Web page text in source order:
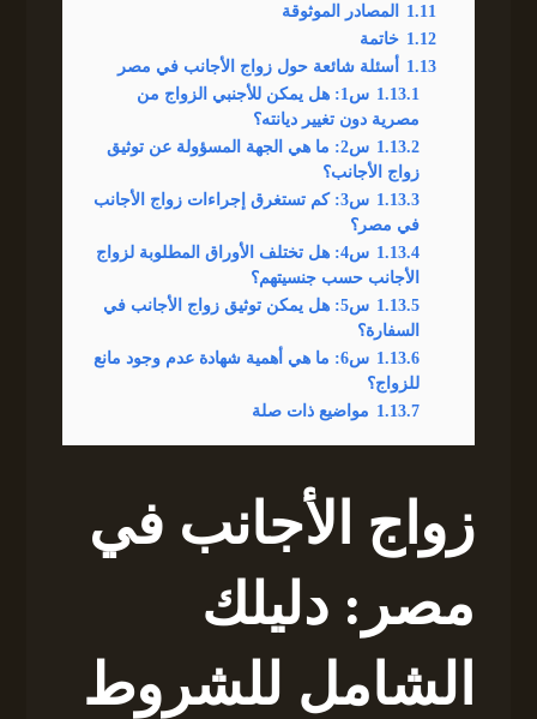
1.11
المصادر الموثوقة
1.12 خاتمة
1.13
أسئلة شائعة حول زواج الأجانب في مصر
1.13.1
س1: هل يمكن للأجنبي الزواج من
مصرية دون تغيير ديانته؟
1.13.2
س2: ما هي الجهة المسؤولة عن توثيق
زواج الأجانب؟
1.13.3
س3: كم تستغرق إجراءات زواج الأجانب
في مصر؟
1.13.4
س4: هل تختلف الأوراق المطلوبة لزواج
الأجانب حسب جنسيتهم؟
1.13.5
س5: هل يمكن توثيق زواج الأجانب في
السفارة؟
1.13.6
س6: ما هي أهمية شهادة عدم وجود مانع
للزواج؟
1.13.7 مواضيع ذات صلة
زواج الأجانب في
مصر: دليلك
الشامل للشروط